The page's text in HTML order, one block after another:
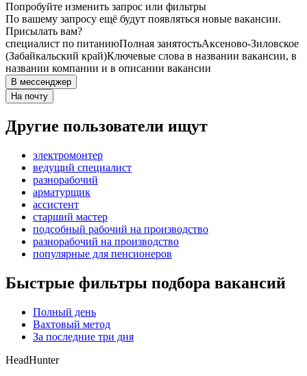
Попробуйте изменить запрос или фильтры
По вашему запросу ещё будут появляться новые вакансии.
Присылать вам?
специалист по питаниюПолная занятостьАксеново-Зиловское
(Забайкальский край)Ключевые слова в названии вакансии, в
названии компании и в описании вакансии
В мессенджер
На почту
Другие пользователи ищут
электромонтер
ведущий специалист
разнорабочий
арматурщик
ассистент
старший мастер
подсобный рабочий на производство
разнорабочий на производство
популярные для пенсионеров
Быстрые фильтры подбора вакансий
Полный день
Вахтовый метод
За последние три дня
HeadHunter